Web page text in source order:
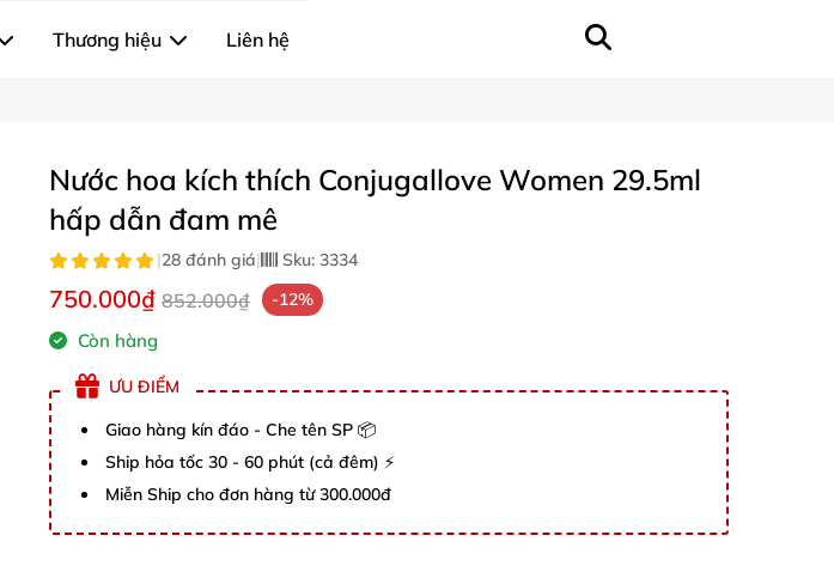
Thương hiệu Liên hệ
Nước hoa kích thích Conjugallove Women 29.5ml
hấp dẫn đam mê
|28 đánh giá| Sku: 3334
750.000₫ 852.000₫ -12%
Còn hàng
ƯU ĐIỂM
Giao hàng kín đáo - Che tên SP 📦
Ship hỏa tốc 30 - 60 phút (cả đêm) ⚡
Miễn Ship cho đơn hàng từ 300.000đ